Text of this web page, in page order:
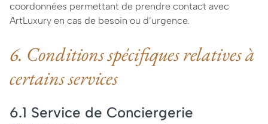
coordonnées permettant de prendre contact avec
ArtLuxury en cas de besoin ou d’urgence.
6. Conditions spécifiques relatives à
certains services
6.1 Service de Conciergerie